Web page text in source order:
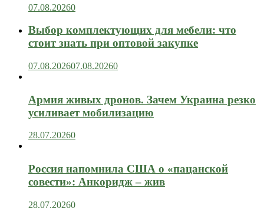
07.08.20260
Выбор комплектующих для мебели: что
стоит знать при оптовой закупке
07.08.202607.08.20260
Армия живых дронов. Зачем Украина резко
усиливает мобилизацию
28.07.20260
Россия напомнила США о «пацанской
совести»: Анкоридж – жив
28.07.20260